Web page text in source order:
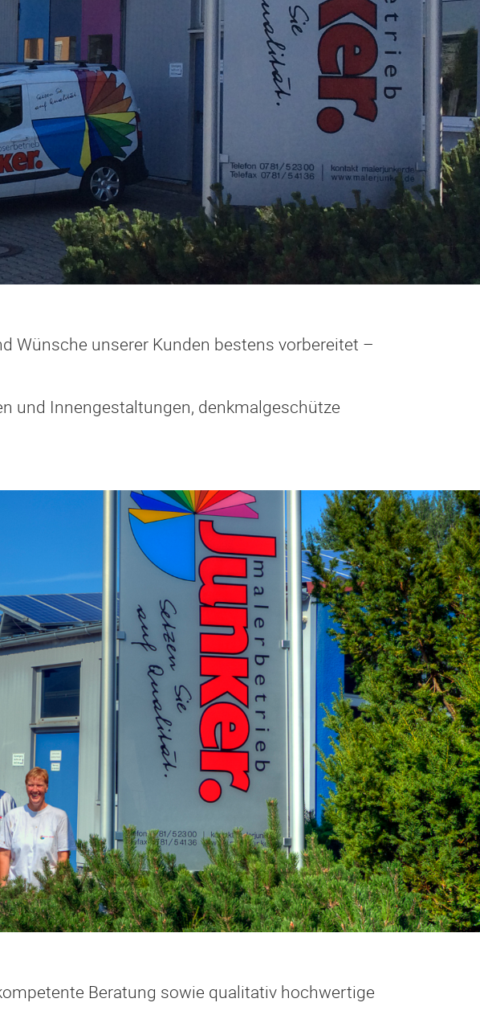
Wünsche unserer Kunden bestens vorbereitet –
und Innengestaltungen, denkmalgeschütze
Beratung sowie qualitativ hochwertige